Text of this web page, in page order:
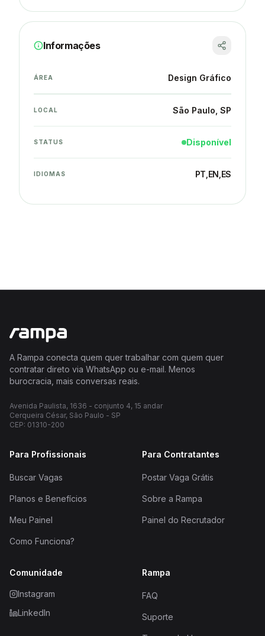
Informações
ÁREA Design Gráfico
LOCAL São Paulo , SP
STATUS Disponível
IDIOMAS PT EN ES
A Rampa conecta quem quer trabalhar com quem quer
contratar direto via WhatsApp ou e-mail. Menos
burocracia, mais conversas reais.
Avenida Paulista, 1636 - conjunto 4, 15 andar
Cerqueira César, São Paulo - SP
CEP: 01310-200
Para Profissionais
Buscar Vagas
Planos e Benefícios
Meu Painel
Como Funciona?
Para Contratantes
Postar Vaga Grátis
Sobre a Rampa
Painel do Recrutador
Comunidade
Instagram
LinkedIn
Rampa
FAQ
Suporte